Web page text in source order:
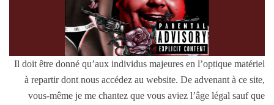
Il doit être donné qu’aux individus majeures en l’optique matériel
à repartir dont nous accédez au website. De advenant à ce site,
vous-même je me chantez que vous aviez l’âge légal sauf que